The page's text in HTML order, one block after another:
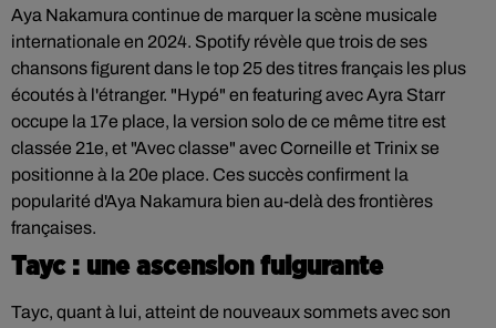
Aya Nakamura continue de marquer la scène musicale
internationale en 2024. Spotify révèle que trois de ses
chansons figurent dans le top 25 des titres français les plus
écoutés à l'étranger. "Hypé" en featuring avec Ayra Starr
occupe la 17e place, la version solo de ce même titre est
classée 21e, et "Avec classe" avec Corneille et Trinix se
positionne à la 20e place. Ces succès confirment la
popularité d'Aya Nakamura bien au-delà des frontières
françaises.
Tayc : une ascension fulgurante
Tayc, quant à lui, atteint de nouveaux sommets avec son